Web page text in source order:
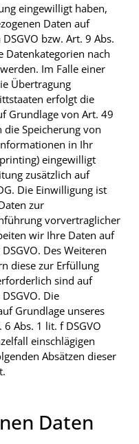
eingewilligt haben,
Daten auf
bzw. Art. 9 Abs.
Datenkategorien nach
Im Falle einer
Übertragung
erfolgt die
Grundlage von Art. 49
die Speicherung von
in Ihr
eingewilligt
zusätzlich auf
Die Einwilligung ist
zur
vorvertraglicher
wir Ihre Daten auf
Des Weiteren
diese zur Erfüllung
sind auf
Die
Grundlage unseres
Abs. 1 lit. f DSGVO
einschlägigen
Absätzen dieser
Daten